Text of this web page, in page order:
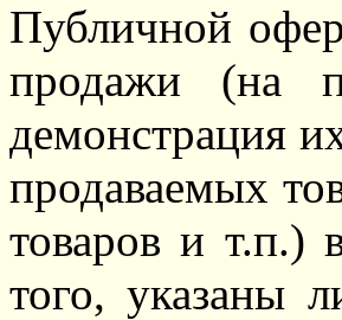
Публичной
продажи (на
демонстрация
продаваемых
товаров и т.п.)
того, указаны